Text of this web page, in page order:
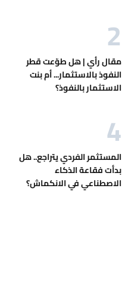
مقال رأي | هل طوّعت قطر
النفوذ بالاستثمار... أم بنت
الاستثمار بالنفوذ؟
المستثمر الفردي يتراجع.. هل
بدأت فقاعة الذكاء
الاصطناعي في الانكماش؟